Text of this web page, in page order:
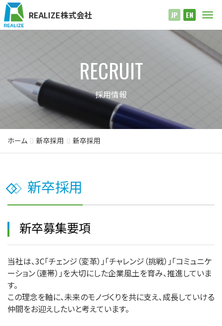
REALIZE株式会社 EN
JP
RECRUIT
採用情報
ホーム 新卒採用 新卒採用
新卒採用
新卒募集要項
当社は、3C「チェンジ（変革）」「チャレンジ（挑戦）」「コミュニケ
ーション（連帯）」を大切にした企業風土を育み、推進していま
す。
この理念を軸に、未来のモノづくりを共に支え、成長していける
仲間をお迎えしたいと考えています。